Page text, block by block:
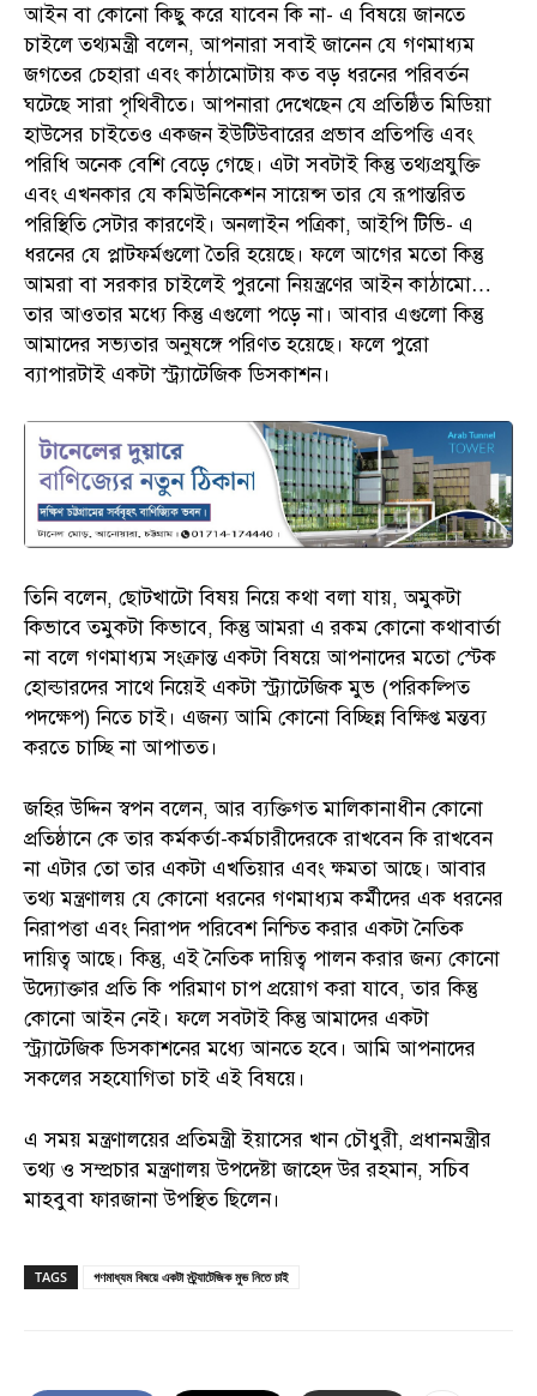
আইন বা কোনো কিছু করে যাবেন কি না- এ বিষয়ে জানতে
চাইলে তথ্যমন্ত্রী বলেন, আপনারা সবাই জানেন যে গণমাধ্যম
জগতের চেহারা এবং কাঠামোটায় কত বড় ধরনের পরিবর্তন
ঘটেছে সারা পৃথিবীতে। আপনারা দেখেছেন যে প্রতিষ্ঠিত মিডিয়া
হাউসের চাইতেও একজন ইউটিউবারের প্রভাব প্রতিপত্তি এবং
পরিধি অনেক বেশি বেড়ে গেছে। এটা সবটাই কিন্তু তথ্যপ্রযুক্তি
এবং এখনকার যে কমিউনিকেশন সায়েন্স তার যে রূপান্তরিত
পরিস্থিতি সেটার কারণেই। অনলাইন পত্রিকা, আইপি টিভি- এ
ধরনের যে প্লাটফর্মগুলো তৈরি হয়েছে। ফলে আগের মতো কিন্তু
আমরা বা সরকার চাইলেই পুরনো নিয়ন্ত্রণের আইন কাঠামো…
তার আওতার মধ্যে কিন্তু এগুলো পড়ে না। আবার এগুলো কিন্তু
আমাদের সভ্যতার অনুষঙ্গে পরিণত হয়েছে। ফলে পুরো
ব্যাপারটাই একটা স্ট্র্যাটেজিক ডিসকাশন।
তিনি বলেন, ছোটখাটো বিষয় নিয়ে কথা বলা যায়, অমুকটা
কিভাবে তমুকটা কিভাবে, কিন্তু আমরা এ রকম কোনো কথাবার্তা
না বলে গণমাধ্যম সংক্রান্ত একটা বিষয়ে আপনাদের মতো স্টেক
হোল্ডারদের সাথে নিয়েই একটা স্ট্র্যাটেজিক মুভ (পরিকল্পিত
পদক্ষেপ) নিতে চাই। এজন্য আমি কোনো বিচ্ছিন্ন বিক্ষিপ্ত মন্তব্য
করতে চাচ্ছি না আপাতত।
জহির উদ্দিন স্বপন বলেন, আর ব্যক্তিগত মালিকানাধীন কোনো
প্রতিষ্ঠানে কে তার কর্মকর্তা-কর্মচারীদেরকে রাখবেন কি রাখবেন
না এটার তো তার একটা এখতিয়ার এবং ক্ষমতা আছে। আবার
তথ্য মন্ত্রণালয় যে কোনো ধরনের গণমাধ্যম কর্মীদের এক ধরনের
নিরাপত্তা এবং নিরাপদ পরিবেশ নিশ্চিত করার একটা নৈতিক
দায়িত্ব আছে। কিন্তু, এই নৈতিক দায়িত্ব পালন করার জন্য কোনো
উদ্যোক্তার প্রতি কি পরিমাণ চাপ প্রয়োগ করা যাবে, তার কিন্তু
কোনো আইন নেই। ফলে সবটাই কিন্তু আমাদের একটা
স্ট্র্যাটেজিক ডিসকাশনের মধ্যে আনতে হবে। আমি আপনাদের
সকলের সহযোগিতা চাই এই বিষয়ে।
এ সময় মন্ত্রণালয়ের প্রতিমন্ত্রী ইয়াসের খান চৌধুরী, প্রধানমন্ত্রীর
তথ্য ও সম্প্রচার মন্ত্রণালয় উপদেষ্টা জাহেদ উর রহমান, সচিব
মাহবুবা ফারজানা উপস্থিত ছিলেন।
TAGS গণমাধ্যম বিষয়ে একটা স্ট্র্যাটেজিক মুভ নিতে চাই